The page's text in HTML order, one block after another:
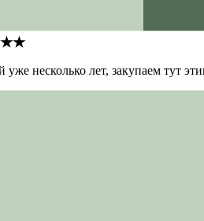
уже несколько лет, закупаем тут